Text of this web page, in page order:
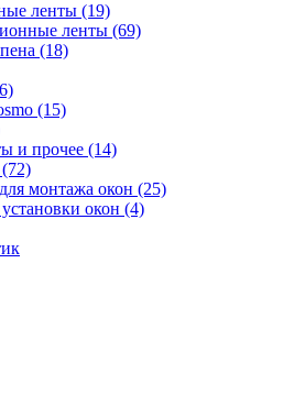
ленты (19)
ленты (69)
(18)
(15)
и прочее (14)
(72)
монтажа окон (25)
окон (4)